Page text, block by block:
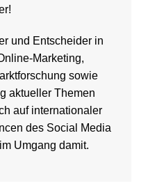
und Entscheider in
Marketing,
sowie
aktueller Themen
auf internationaler
des Social Media
Umgang damit.